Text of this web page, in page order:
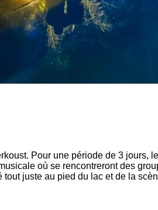
Pour une période de 3 jours,
où se rencontreront des
juste au pied du lac et de la